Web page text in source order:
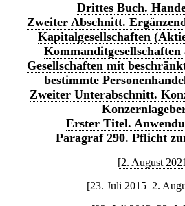
Drittes Buch.
Zweiter Abschnitt.
Kapitalgesellschaften
Gesellschaften mit
bestimmte
Zweiter Unterabschnitt.
Erster Titel.
Paragraf 290. Pflicht
[2. August
[23. Juli 2015–2.